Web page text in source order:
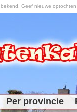
bekend. Geef nieuwe
Per provincie